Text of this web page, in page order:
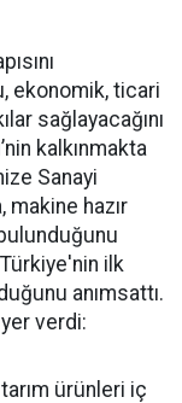
ekonomik, ticari
sağlayacağını
kalkınmakta
Sanayi
makine hazır
ilk
anımsattı.
verdi:
ürünleri iç